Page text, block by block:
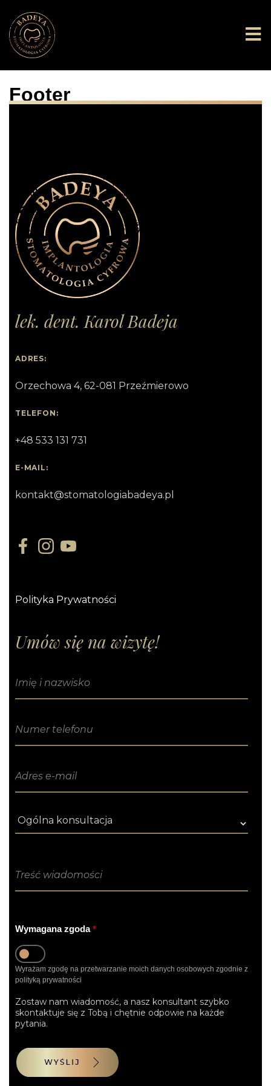
Footer
lek. dent. Karol Badeja
ADRES:
Orzechowa 4, 62-081 Przeźmierowo
TELEFON:
+48 533 131 731
E-MAIL:
kontakt@stomatologiabadeya.pl
Polityka Prywatności
Umów się na wizytę!
Wymagana zgoda*
Wyrażam zgodę na przetwarzanie moich danych osobowych zgodnie z
polityką prywatności
Zostaw nam wiadomość, a nasz konsultant szybko
skontaktuje się z Tobą i chętnie odpowie na każde
pytania.
WYŚLIJ